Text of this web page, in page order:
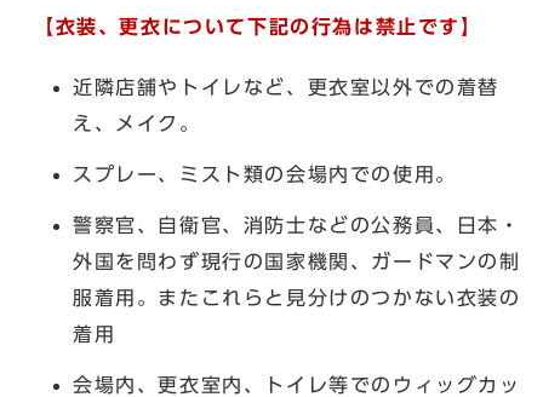
【衣装、更衣について下記の行為は禁止です】
近隣店舗やトイレなど、更衣室以外での着替
え、メイク。
スプレー、ミスト類の会場内での使用。
警察官、自衛官、消防士などの公務員、日本・
外国を問わず現行の国家機関、ガードマンの制
服着用。またこれらと見分けのつかない衣装の
着用
会場内、更衣室内、トイレ等でのウィッグカッ